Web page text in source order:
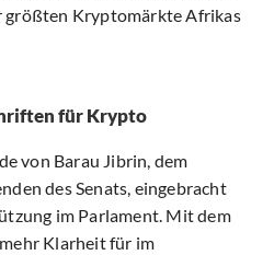
größten Kryptomärkte Afrikas
für Krypto
von Barau Jibrin, dem
des Senats, eingebracht
im Parlament. Mit dem
Klarheit für im